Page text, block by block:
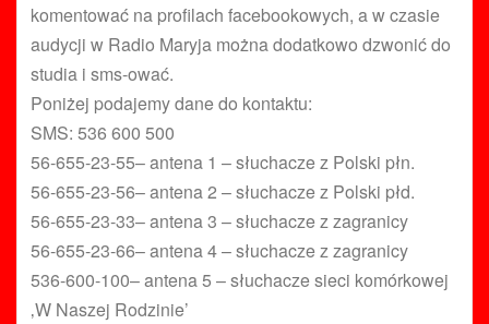
komentować na profilach facebookowych, a w czasie
audycji w Radio Maryja można dodatkowo dzwonić do
studia i sms-ować.
Poniżej podajemy dane do kontaktu:
SMS: 536 600 500
56-655-23-55– antena 1 – słuchacze z Polski płn.
56-655-23-56– antena 2 – słuchacze z Polski płd.
56-655-23-33– antena 3 – słuchacze z zagranicy
56-655-23-66– antena 4 – słuchacze z zagranicy
536-600-100– antena 5 – słuchacze sieci komórkowej
‚W Naszej Rodzinie’